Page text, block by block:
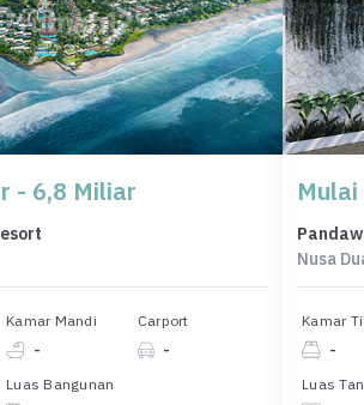
- 6,8 Miliar
Kamar Mandi
-
Carport
-
Luas Bangunan
Nusa
Kamar
-
Luas